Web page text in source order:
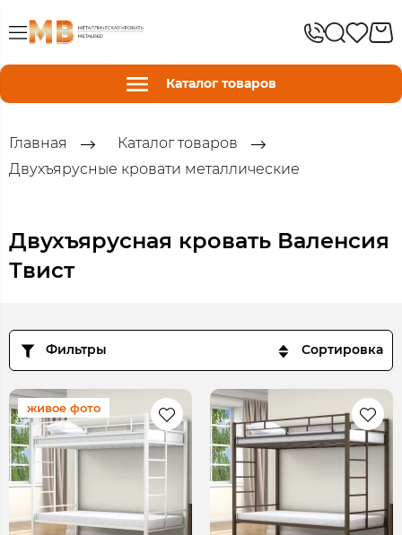
Каталог товаров
Главная
Каталог товаров
Двухъярусные кровати металлические
Двухъярусная кровать Валенсия
Твист
Фильтры Сортировка
живое фото